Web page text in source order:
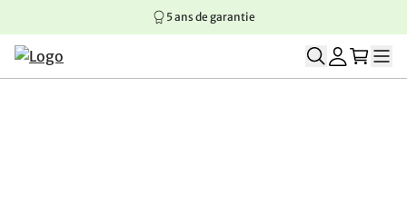
Aller au contenu principal
Aller à la navigation principale
Aller au pied de page
5 ans de garantie